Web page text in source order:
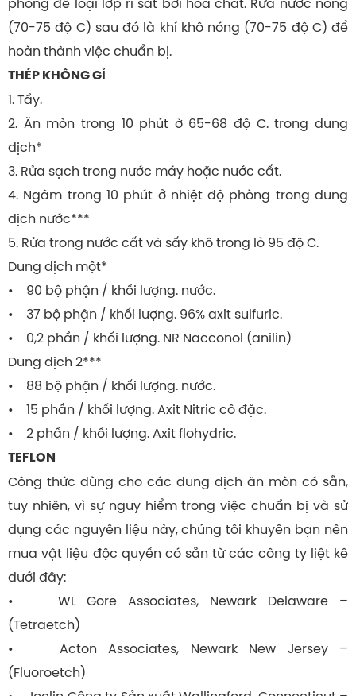
phòng để loại lớp rỉ sắt bởi hóa chất. Rửa nước nóng
(70-75 độ C) sau đó là khí khô nóng (70-75 độ C) để
hoàn thành việc chuẩn bị.
THÉP KHÔNG GỈ
1. Tẩy.
2. Ăn mòn trong 10 phút ở 65-68 độ C. trong dung
dịch*
3. Rửa sạch trong nước máy hoặc nước cất.
4. Ngâm trong 10 phút ở nhiệt độ phòng trong dung
dịch nước***
5. Rửa trong nước cất và sấy khô trong lò 95 độ C.
Dung dịch một*
• 90 bộ phận / khối lượng. nước.
• 37 bộ phận / khối lượng. 96% axit sulfuric.
• 0,2 phần / khối lượng. NR Nacconol (anilin)
Dung dịch 2***
• 88 bộ phận / khối lượng. nước.
• 15 phần / khối lượng. Axit Nitric cô đặc.
• 2 phần / khối lượng. Axit flohydric.
TEFLON
Công thức dùng cho các dung dịch ăn mòn có sẵn,
tuy nhiên, vì sự nguy hiểm trong việc chuẩn bị và sử
dụng các nguyên liệu này, chúng tôi khuyên bạn nên
mua vật liệu độc quyền có sẵn từ các công ty liệt kê
dưới đây:
• WL Gore Associates, Newark Delaware –
(Tetraetch)
• Acton Associates, Newark New Jersey –
(Fluoroetch)